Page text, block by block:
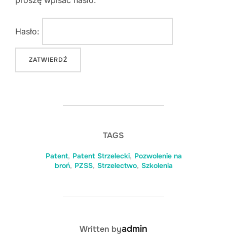
Hasło:
TAGS
Patent, Patent Strzelecki, Pozwolenie na
broń, PZSS, Strzelectwo, Szkolenia
POST AUTHOR
Written byadmin